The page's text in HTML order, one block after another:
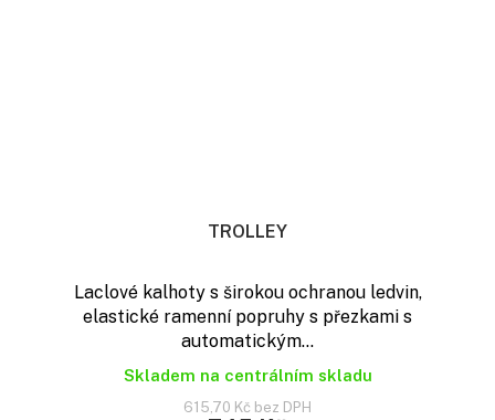
TROLLEY
Laclové kalhoty s širokou ochranou ledvin,
elastické ramenní popruhy s přezkami s
automatickým...
Skladem na centrálním skladu
615,70 Kč bez DPH